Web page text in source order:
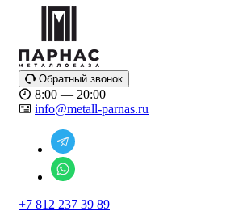
Обратный звонок
8:00 — 20:00
info@metall-parnas.ru
+7 812 237 39 89